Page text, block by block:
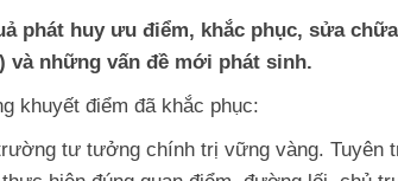
phát huy ưu điểm, khắc phục, sửa
và những vấn đề mới phát sinh.
khuyết điểm đã khắc phục:
tư tưởng chính trị vững vàng. Tuyên